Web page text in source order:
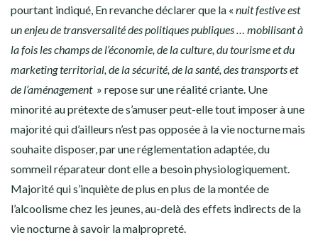
pourtant indiqué, En revanche déclarer que la « nuit festive est
un enjeu de transversalité des politiques publiques … mobilisant à
la fois les champs de l’économie, de la culture, du tourisme et du
marketing territorial, de la sécurité, de la santé, des transports et
de l’aménagement» repose sur une réalité criante. Une
minorité au prétexte de s’amuser peut-elle tout imposer à une
majorité qui d’ailleurs n’est pas opposée à la vie nocturne mais
souhaite disposer, par une réglementation adaptée, du
sommeil réparateur dont elle a besoin physiologiquement.
Majorité qui s’inquiète de plus en plus de la montée de
l’alcoolisme chez les jeunes, au-delà des effets indirects de la
vie nocturne à savoir la malpropreté.